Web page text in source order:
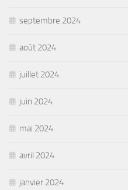
septembre 2024
août 2024
juillet 2024
juin 2024
mai 2024
avril 2024
janvier 2024